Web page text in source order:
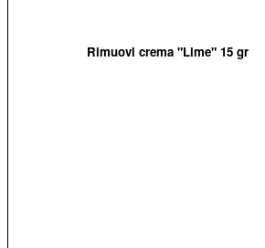
Rimuovi crema "Lime" 15 gr